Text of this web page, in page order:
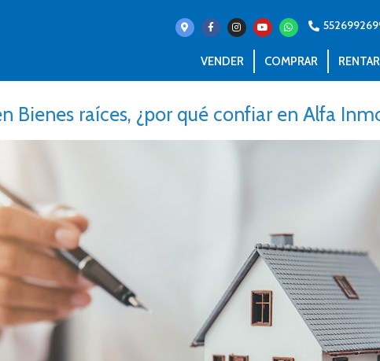
VENDER COMPRAR RENTAR
Bienes raíces, ¿por qué confiar en Alfa